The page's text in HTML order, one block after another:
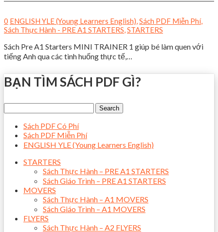
0 ENGLISH YLE (Young Learners English),Sách PDF Miễn Phí,
Sách Thực Hành - PRE A1 STARTERS,STARTERS
Sách Pre A1 Starters MINI TRAINER 1 giúp bé làm quen với
tiếng Anh qua các tình huống thực tế,…
BẠN TÌM SÁCH PDF GÌ?
Sách PDF Có Phí
Sách PDF Miễn Phí
ENGLISH YLE (Young Learners English)
STARTERS
Sách Thực Hành – PRE A1 STARTERS
Sách Giáo Trình – PRE A1 STARTERS
MOVERS
Sách Thực Hành – A1 MOVERS
Sách Giáo Trình – A1 MOVERS
FLYERS
Sách Thực Hành – A2 FLYERS